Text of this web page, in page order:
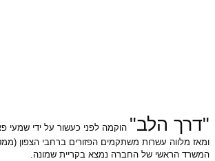
"דרך הלב" הוקמה לפני כעשור על ידי שמעי
ומאז מלווה עשרות משתקמים הפזורים ברחבי הצפון
המשרד הראשי של החברה נמצא בקריית שמונה.